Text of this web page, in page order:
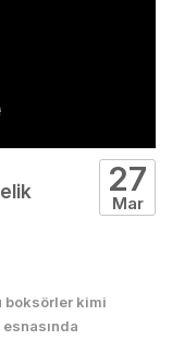
27
Mar
boksörler kimi